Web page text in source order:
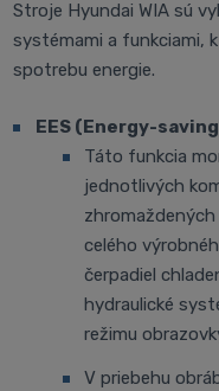
Stroje Hyundai WIA sú
systémami a funkciami,
spotrebu energie.
EES (Energy-
Táto funkcia
jednotlivých
celého
čerpadiel
hydraulické
režimu
V priebehu